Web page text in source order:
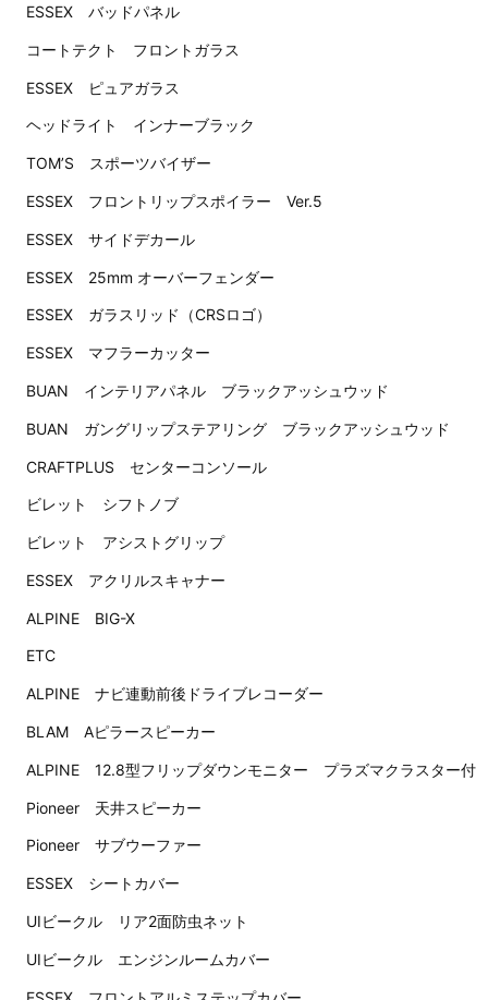
ESSEX バッドパネル
コートテクト フロントガラス
ESSEX ピュアガラス
ヘッドライト インナーブラック
TOM’S スポーツバイザー
ESSEX フロントリップスポイラー Ver.5
ESSEX サイドデカール
ESSEX 25mm オーバーフェンダー
ESSEX ガラスリッド（CRSロゴ）
ESSEX マフラーカッター
BUAN インテリアパネル ブラックアッシュウッド
BUAN ガングリップステアリング ブラックアッシュウッド
CRAFTPLUS センターコンソール
ビレット シフトノブ
ビレット アシストグリップ
ESSEX アクリルスキャナー
ALPINE BIG-X
ETC
ALPINE ナビ連動前後ドライブレコーダー
BLAM Aピラースピーカー
ALPINE 12.8型フリップダウンモニター プラズマクラスター付
Pioneer 天井スピーカー
Pioneer サブウーファー
ESSEX シートカバー
UIビークル リア2面防虫ネット
UIビークル エンジンルームカバー